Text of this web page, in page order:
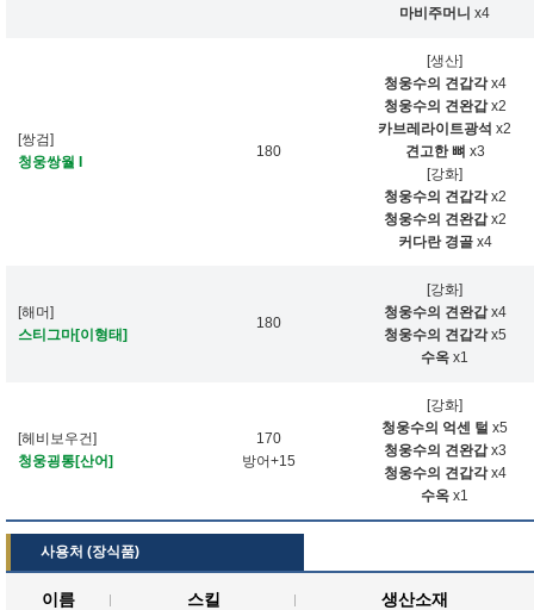
마비주머니 x4
[쌍검]
청웅쌍월 I
180
[생산]
청웅수의 견갑각x4
청웅수의 견완갑x2
카브레라이트광석 x2
견고한 뼈 x3
[강화]
청웅수의 견갑각x2
청웅수의 견완갑x2
커다란 경골x4
[해머]
스티그마[이형태]
180
[강화]
청웅수의 견완갑x4
청웅수의 견갑각x5
수옥 x1
[헤비보우건]
청웅굉통[산어]
170
방어+15
[강화]
청웅수의 억센 털 x5
청웅수의 견완갑x3
청웅수의 견갑각x4
수옥 x1
사용처 (장식품)
이름 스킬 생산소재